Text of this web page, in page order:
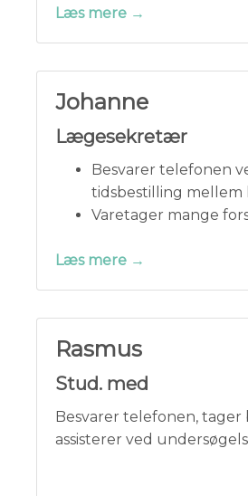
Senest ansat i 20 år på
siden 2015.
Læs mere →
Johanne
Lægesekretær
Besvarer telefonen
tidsbestilling mellem
Varetager mange
Johanne har været
Læs mere →
Rasmus
Stud. med
Besvarer telefonen, tager
assisterer ved